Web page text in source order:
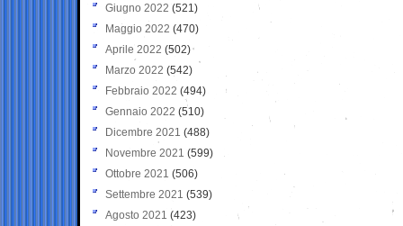
Giugno 2022 (521)
Maggio 2022 (470)
Aprile 2022 (502)
Marzo 2022 (542)
Febbraio 2022 (494)
Gennaio 2022 (510)
Dicembre 2021 (488)
Novembre 2021 (599)
Ottobre 2021 (506)
Settembre 2021 (539)
Agosto 2021 (423)